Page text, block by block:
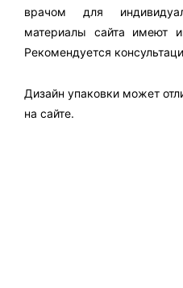
врачом для
материалы сайта имеют
Рекомендуется
Дизайн упаковки может
на сайте.